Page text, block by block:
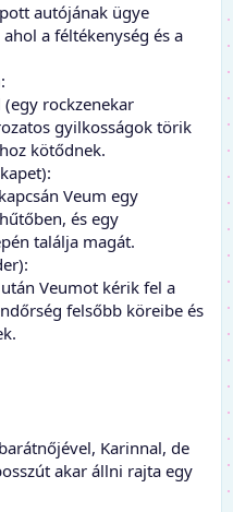
autójának ügye
a féltékenység és a
rockzenekar
gyilkosságok törik
kötődnek.
Veum egy
és egy
találja magát.
Veumot kérik fel a
felsőbb köreibe és
Karinnal, de
akar állni rajta egy